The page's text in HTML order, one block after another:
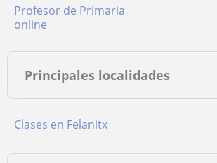
Profesor de Primaria
online
Principales localidades
Clases en Felanitx